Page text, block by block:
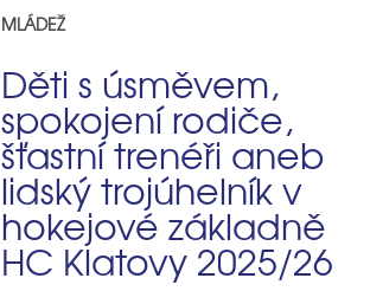
MLÁDEŽ
Děti s úsměvem,
spokojení rodiče,
šťastní trenéři aneb
lidský trojúhelník v
hokejové základně
HC Klatovy 2025/26